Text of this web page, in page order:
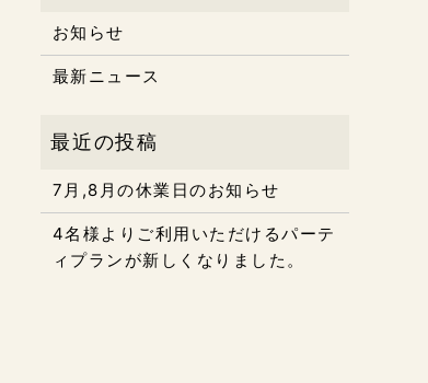
お知らせ
最新ニュース
7月,8月の休業日のお知らせ
4名様よりご利用いただけるパーテ
ィプランが新しくなりました。